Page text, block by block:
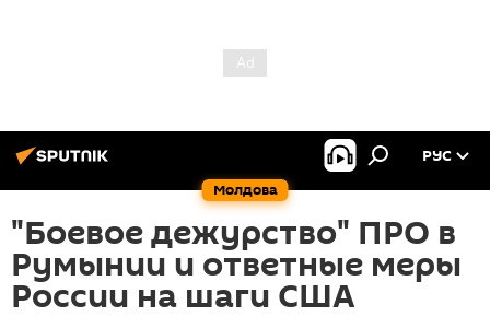
Молдова
РУС
"Боевое дежурство" ПРО в
Румынии и ответные меры
России на шаги США